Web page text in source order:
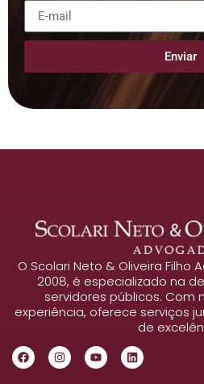
Enviar
O Scolari Neto & Oliveira Filho
2008, é especializado na
servidores públicos. Com
experiência, oferece serviços
de